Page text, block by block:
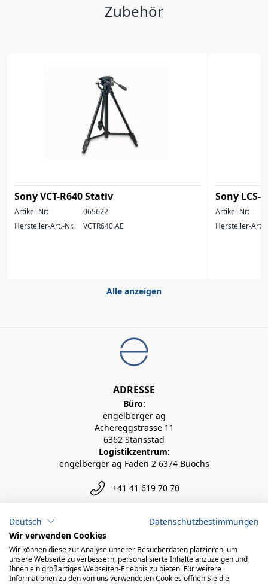
Zubehör
Sony VCT-R640 Stativ
Artikel-Nr:
065622
Hersteller-Art.-Nr.
VCTR640.AE
Sony LCS-
Artikel-Nr:
Hersteller-Art.-
Alle anzeigen
ADRESSE
Büro:
engelberger ag
Achereggstrasse 11
6362 Stansstad
Logistikzentrum:
engelberger ag Faden 2 6374 Buochs
+41 41 619 70 70
info@engelberger.ch
Deutsch
Datenschutzbestimmungen
Wir verwenden Cookies
Wir können diese zur Analyse unserer Besucherdaten platzieren, um
unsere Webseite zu verbessern, personalisierte Inhalte anzuzeigen und
Ihnen ein großartiges Webseiten-Erlebnis zu bieten. Für weitere
Informationen zu den von uns verwendeten Cookies öffnen Sie die